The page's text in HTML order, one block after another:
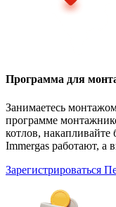
Программа для
Занимаетесь
программе
котлов,
Immergas работают, а
Зарегистрироваться